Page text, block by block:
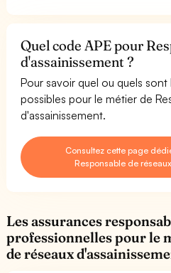
Quel code APE pour
d'assainissement ?
Pour savoir quel ou quels sont
possibles pour le métier de
d'assainissement.
Consultez cette page
Responsable de
Les assurances
professionnelles pour le
de réseaux